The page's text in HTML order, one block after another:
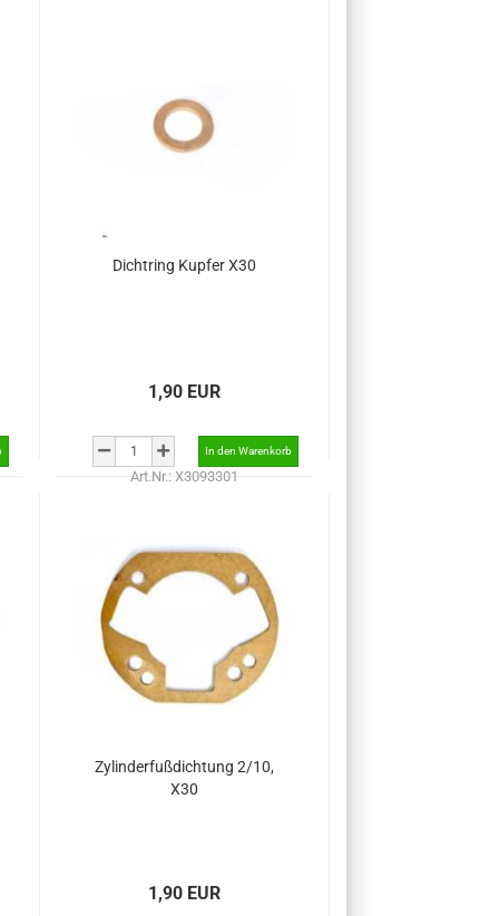
Dichtring Kupfer X30
1,90 EUR
Art.Nr.: X3093301
Zylinderfußdichtung 2/10,
X30
1,90 EUR